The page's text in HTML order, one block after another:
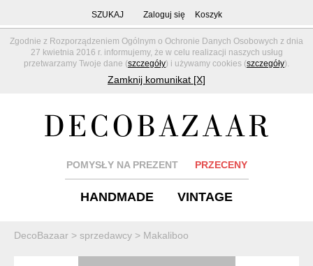
Zgodnie z Rozporządzeniem Ogólnym o Ochronie Danych Osobowych z dnia
27 kwietnia 2016 r. informujemy, że w celu realizacji naszych usług
przetwarzamy Twoje dane (szczegóły) i używamy cookies (szczegóły).
Zamknij komunikat [X]
SZUKAJ Zaloguj się Koszyk
POMYSŁY NA PREZENT PRZECENY
HANDMADE VINTAGE
DecoBazaar > sprzedawcy > Makaliboo